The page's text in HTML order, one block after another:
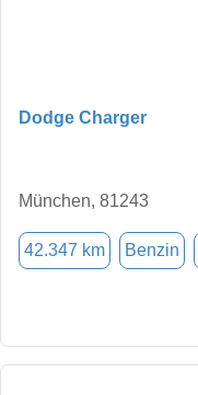
Dodge Charger
München, 81243
42.347 km Benzin